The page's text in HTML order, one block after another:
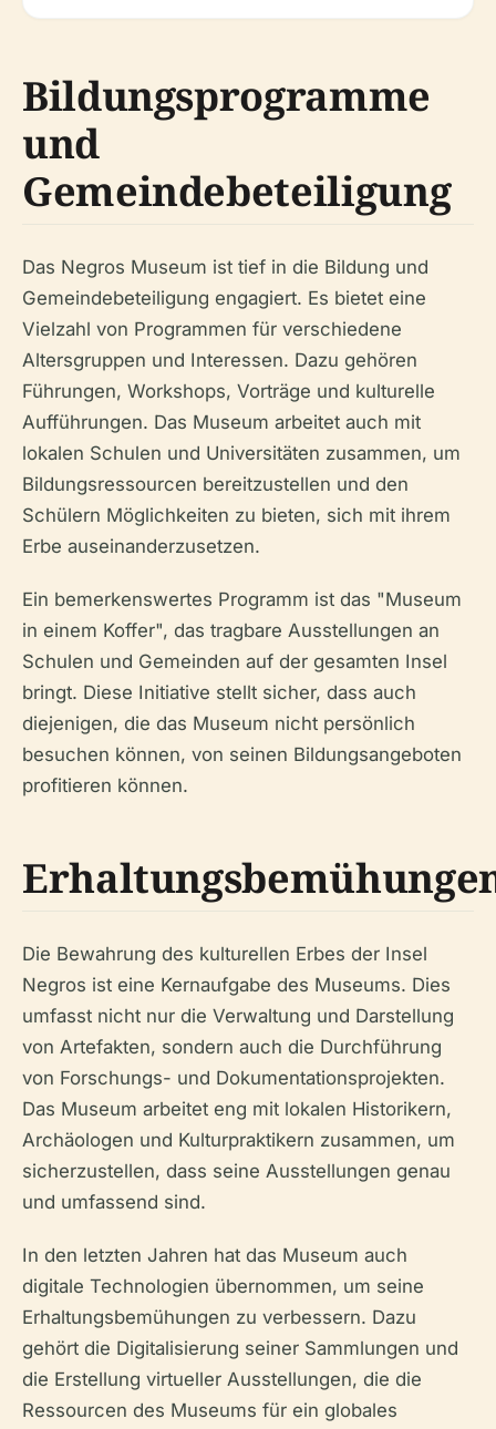
Bildungsprogramme
und
Gemeindebeteiligung
Das Negros Museum ist tief in die Bildung und
Gemeindebeteiligung engagiert. Es bietet eine
Vielzahl von Programmen für verschiedene
Altersgruppen und Interessen. Dazu gehören
Führungen, Workshops, Vorträge und kulturelle
Aufführungen. Das Museum arbeitet auch mit
lokalen Schulen und Universitäten zusammen, um
Bildungsressourcen bereitzustellen und den
Schülern Möglichkeiten zu bieten, sich mit ihrem
Erbe auseinanderzusetzen.
Ein bemerkenswertes Programm ist das "Museum
in einem Koffer", das tragbare Ausstellungen an
Schulen und Gemeinden auf der gesamten Insel
bringt. Diese Initiative stellt sicher, dass auch
diejenigen, die das Museum nicht persönlich
besuchen können, von seinen Bildungsangeboten
profitieren können.
Die Bewahrung des kulturellen Erbes der Insel
Negros ist eine Kernaufgabe des Museums. Dies
umfasst nicht nur die Verwaltung und Darstellung
von Artefakten, sondern auch die Durchführung
von Forschungs- und Dokumentationsprojekten.
Das Museum arbeitet eng mit lokalen Historikern,
Archäologen und Kulturpraktikern zusammen, um
sicherzustellen, dass seine Ausstellungen genau
und umfassend sind.
In den letzten Jahren hat das Museum auch
digitale Technologien übernommen, um seine
Erhaltungsbemühungen zu verbessern. Dazu
gehört die Digitalisierung seiner Sammlungen und
die Erstellung virtueller Ausstellungen, die die
Ressourcen des Museums für ein globales